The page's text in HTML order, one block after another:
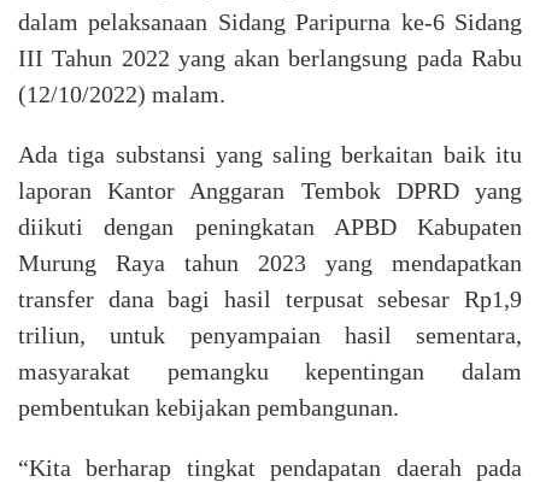
dalam pelaksanaan Sidang Paripurna ke-6 Sidang
III Tahun 2022 yang akan berlangsung pada Rabu
(12/10/2022) malam.
Ada tiga substansi yang saling berkaitan baik itu
laporan Kantor Anggaran Tembok DPRD yang
diikuti dengan peningkatan APBD Kabupaten
Murung Raya tahun 2023 yang mendapatkan
transfer dana bagi hasil terpusat sebesar Rp1,9
triliun, untuk penyampaian hasil sementara,
masyarakat pemangku kepentingan dalam
pembentukan kebijakan pembangunan.
“Kita berharap tingkat pendapatan daerah pada